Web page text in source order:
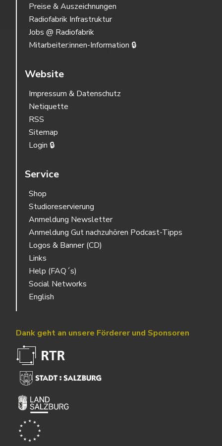
Preise & Auszeichnungen
Radiofabrik Infrastruktur
Jobs @ Radiofabrik
Mitarbeiter:innen-Information 🔒
Website
Impressum & Datenschutz
Netiquette
RSS
Sitemap
Login 🔒
Service
Shop
Studioreservierung
Anmeldung Newsletter
Anmeldung Gut nachzuhören Podcast-Tipps
Logos & Banner (CD)
Links
Help (FAQ´s)
Social Networks
English
Dank geht an unsere Förderer und Sponsoren